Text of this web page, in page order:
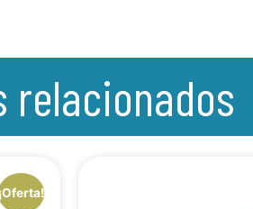
relacionados